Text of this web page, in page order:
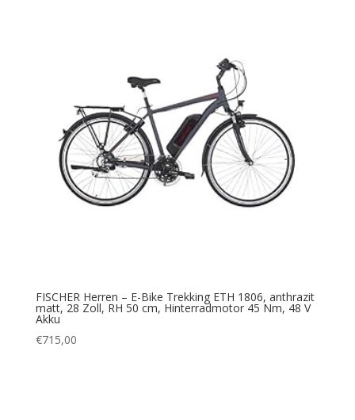
FISCHER Herren – E-Bike Trekking ETH 1806, anthrazit
matt, 28 Zoll, RH 50 cm, Hinterradmotor 45 Nm, 48 V
Akku
€715,00